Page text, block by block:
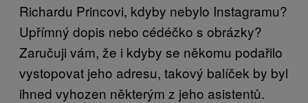
Richardu Princovi, kdyby nebylo Instagramu?
Upřímný dopis nebo cédéčko s obrázky?
Zaručuji vám, že i kdyby se někomu podařilo
vystopovat jeho adresu, takový balíček by byl
ihned vyhozen některým z jeho asistentů.